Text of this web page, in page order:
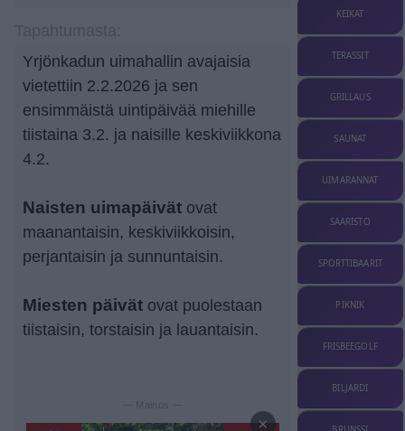
Yrjönkadun uimahallin avajaisia
vietettiin 2.2.2026 ja sen
ensimmäistä uintipäivää miehille
tiistaina 3.2. ja naisille keskiviikkona
4.2.
Naisten uimapäivät ovat
maanantaisin, keskiviikkoisin,
perjantaisin ja sunnuntaisin.
Miesten päivät ovat puolestaan
tiistaisin, torstaisin ja lauantaisin.
— Mainos —
×
KEIKAT
TERASSIT
GRILLAUS
SAUNAT
UIMARANNAT
SAARISTO
SPORTTIBAARIT
PIKNIK
FRISBEEGOLF
BILJARDI